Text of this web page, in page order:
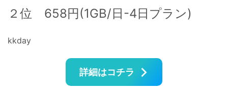
２位 658円(1GB/日-4日プラン)
kkday
詳細はコチラ